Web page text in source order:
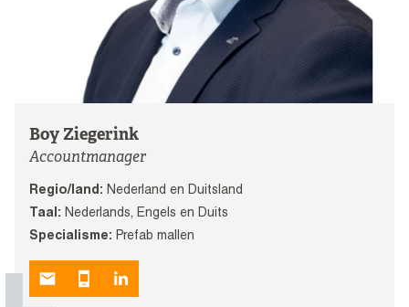
Boy Ziegerink
Accountmanager
Regio/land: Nederland en Duitsland
Taal: Nederlands, Engels en Duits
Specialisme: Prefab mallen